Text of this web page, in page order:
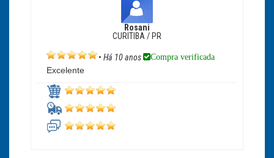
Rosani
CURITIBA / PR
• Há 10 anos Compra verificada
Excelente